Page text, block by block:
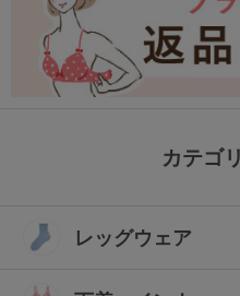
カテゴ
レッグウェア